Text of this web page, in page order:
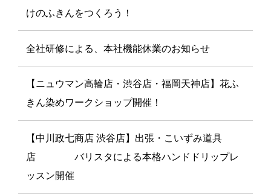
けのふきんをつくろう！
全社研修による、本社機能休業のお知らせ
【ニュウマン高輪店・渋谷店・福岡天神店】花ふ
きん染めワークショップ開催！
【中川政七商店 渋谷店】出張・こいずみ道具
店 バリスタによる本格ハンドドリップレ
ッスン開催